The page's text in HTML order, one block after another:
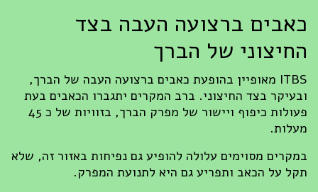
כאבים ברצועה העבה בצד
החיצוני של הברך
ITBS מאופיין בהופעת כאבים ברצועה העבה של הברך,
ובעיקר בצד החיצוני. ברב המקרים יתגברו הכאבים בעת
פעולות כיפוף ויישור של מפרק הברך, בזוויות של כ 45
מעלות.
במקרים מסוימים עלולה להופיע גם נפיחות באזור זה, שלא
תקל על הכאב ותפריע גם היא לתנועת המפרק.